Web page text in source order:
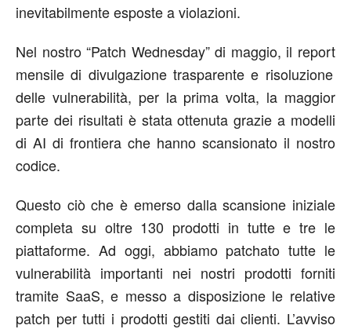
inevitabilmente esposte a violazioni.
Nel nostro “Patch Wednesday” di maggio, il report
mensile di divulgazione trasparente e risoluzione
delle vulnerabilità, per la prima volta, la maggior
parte dei risultati è stata ottenuta grazie a modelli
di AI di frontiera che hanno scansionato il nostro
codice.
Questo ciò che è emersodalla scansione iniziale
completa su oltre 130 prodotti in tutte e tre le
piattaforme. Ad oggi, abbiamo patchato tutte le
vulnerabilità importanti nei nostri prodotti forniti
tramite SaaS, e messo a disposizione le relative
patch per tutti i prodotti gestiti dai clienti. L’avviso